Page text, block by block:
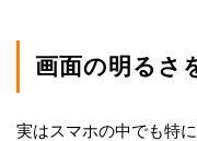
画面の明るさ
実はスマホの中でも特